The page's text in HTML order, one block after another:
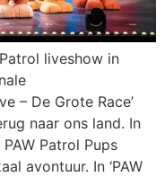
liveshow in
– De Grote Race’
naar ons land. In
Patrol Pups
avontuur. In ‘PAW